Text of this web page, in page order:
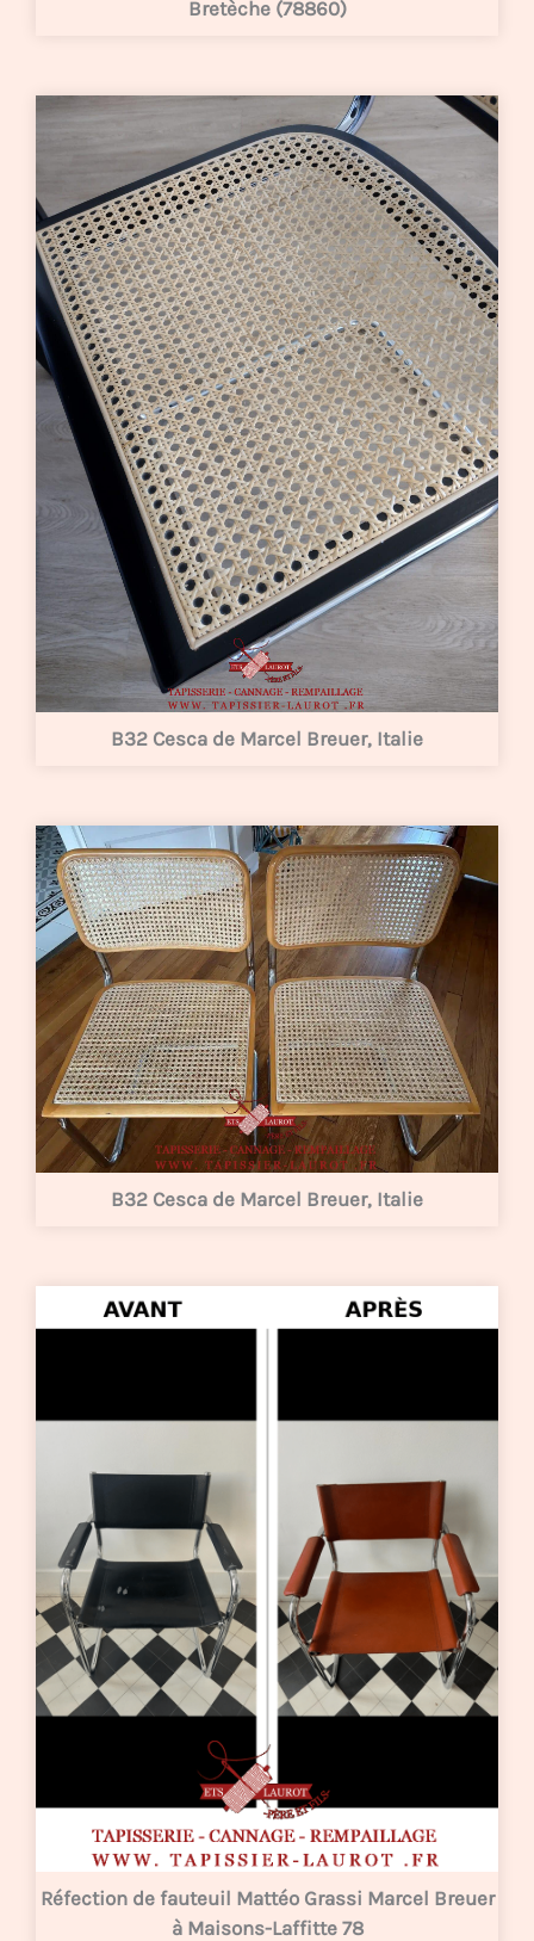
Bretèche (78860)
B32 Cesca de Marcel Breuer, Italie
B32 Cesca de Marcel Breuer, Italie
Réfection de fauteuil Mattéo Grassi Marcel Breuer
à Maisons-Laffitte 78